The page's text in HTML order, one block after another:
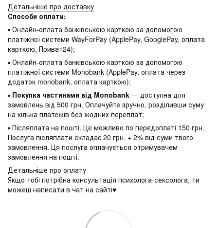
Детальніше про доставку
Способи оплати:
▪ Онлайн-оплата банківською карткою за допомогою
платіжної системи WayForPay (ApplePay, GooglePay, оплата
карткою, Приват24);
▪ Онлайн-оплата банківською карткою за допомогою
платіжної системи Monobank (ApplePay, оплата через
додаток monobank, оплата карткою);
▪ Покупка частинами від Monobank — доступна для
замовлень від 500 грн. Оплачуйте зручно, розділивши суму
на кілька платежів без жодних переплат;
▪ Післяплата на пошті. Це можливо по передоплаті 150 грн.
Послуга післяплати складає 20 грн. + 2% від суми твого
замовлення. Ця послуга оплачується отримувачем
замовлення на пошті.
Детальніше про оплату
Якщо тобі потрібна консультація психолога-сексолога, ти
можеш написати в чат на сайті♥